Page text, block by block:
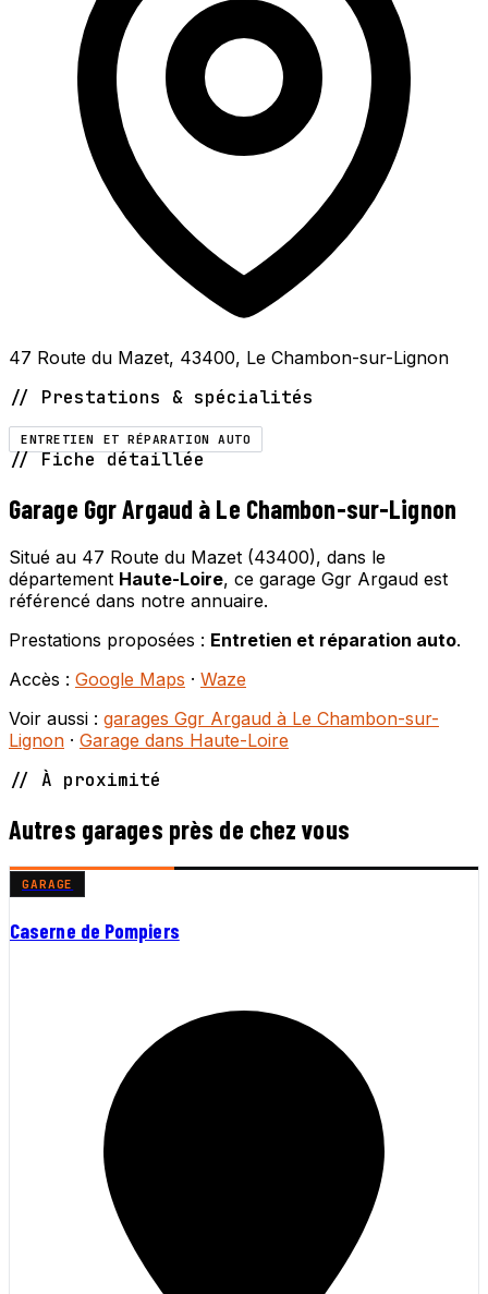
47 Route du Mazet, 43400, Le Chambon-sur-Lignon
// Prestations & spécialités
ENTRETIEN ET RÉPARATION AUTO
// Fiche détaillée
Garage Ggr Argaud à Le Chambon-sur-Lignon
Situé au 47 Route du Mazet (43400), dans le
département Haute-Loire, ce garage Ggr Argaud est
référencé dans notre annuaire.
Prestations proposées : Entretien et réparation auto.
Accès : Google Maps · Waze
Voir aussi : garages Ggr Argaud à Le Chambon-sur-
Lignon · Garage dans Haute-Loire
// À proximité
Autres garages près de chez vous
GARAGE
Caserne de Pompiers